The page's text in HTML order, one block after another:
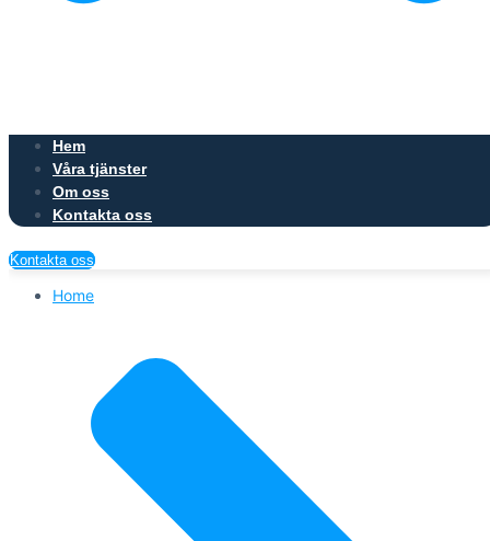
Hem
Våra tjänster
Om oss
Kontakta oss
Kontakta oss
Home